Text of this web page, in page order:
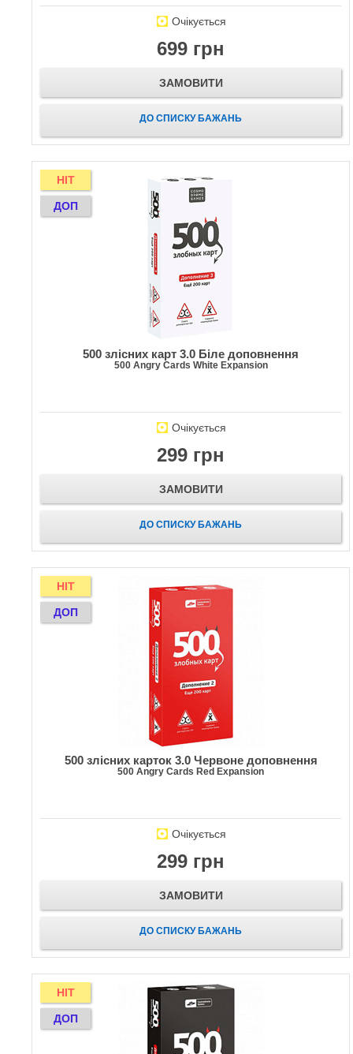
Очікується
699 грн
ЗАМОВИТИ
ДО СПИСКУ БАЖАНЬ
HIT
ДОП
500 злісних карт 3.0 Біле доповнення
500 Angry Cards White Expansion
Очікується
299 грн
ЗАМОВИТИ
ДО СПИСКУ БАЖАНЬ
HIT
ДОП
500 злісних карток 3.0 Червоне доповнення
500 Angry Cards Red Expansion
Очікується
299 грн
ЗАМОВИТИ
ДО СПИСКУ БАЖАНЬ
HIT
ДОП